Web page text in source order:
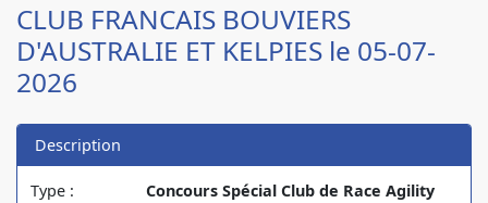
CLUB FRANCAIS BOUVIERS
D'AUSTRALIE ET KELPIES le 05-07-
2026
Description
Type :
Concours Spécial Club de Race Agility